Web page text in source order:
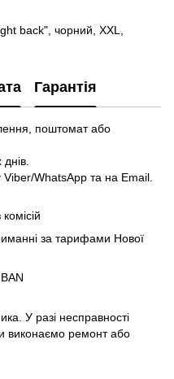
back", чорний, XXL,
Гарантія
поштомат або
WhatsApp та на Email.
за тарифами Нової
У разі несправності
виконаємо ремонт або